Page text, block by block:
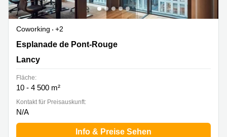
Coworking
+2
Esplanade de Pont-Rouge 9A, Lancy
Esplanade de Pont-Rouge
Lancy
Fläche:
10 - 4 500 m²
Kontakt für Preisauskunft:
N/A
Info & Preise Sehen